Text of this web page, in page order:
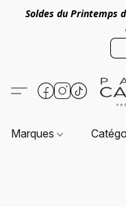
Soldes du Printemps
Marques